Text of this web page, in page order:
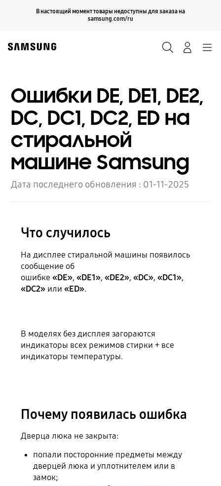
В настоящий момент товары недоступны для заказа на
samsung.com/ru
Продолжить
Ошибки DE, DE1, DE2,
DС, DC1, DC2, ED на
стиральной
машине Samsung
Дата последнего обновления : 01-11-2025
Что случилось
На дисплее стиральной машины появилось
сообщение об
ошибке«DE», «DE1»,«DE2»,«DС»,«DC1»,
«DC2» или«ED».
В моделях без дисплея загораются
индикаторы всех режимов стирки + все
индикаторы температуры.
Почему появилась ошибка
Дверца люка не закрыта:
попали посторонние предметы между
дверцей люка и уплотнителем или в
замок;